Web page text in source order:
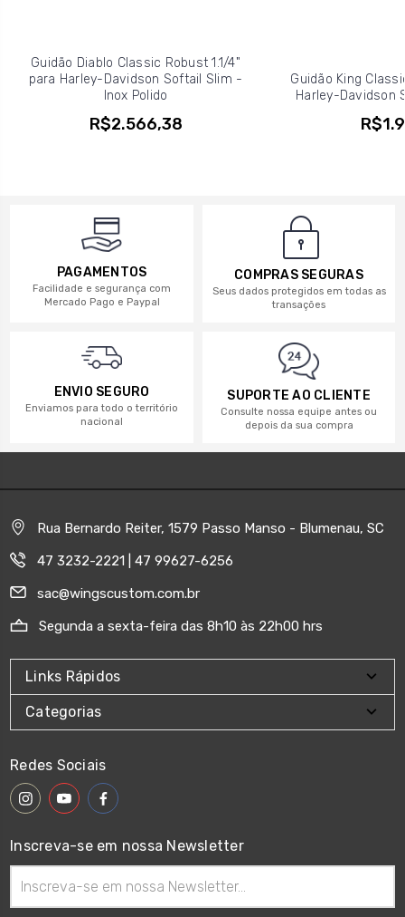
Guidão Diablo Classic Robust 1.1/4"
para Harley-Davidson Softail Slim -
Inox Polido
R$2.566,38
Guidão King
Harley-Davidson
PAGAMENTOS
Facilidade e segurança com
Mercado Pago e Paypal
COMPRAS SEGURAS
Seus dados protegidos em todas as
transações
ENVIO SEGURO
Enviamos para todo o território
nacional
SUPORTE AO CLIENTE
Consulte nossa equipe antes ou
depois da sua compra
Rua Bernardo Reiter, 1579 Passo Manso - Blumenau, SC
47 3232-2221 | 47 99627-6256
sac@wingscustom.com.br
Segunda a sexta-feira das 8h10 às 22h00 hrs
Links Rápidos
Categorias
Redes Sociais
Inscreva-se em nossa Newsletter
de
email